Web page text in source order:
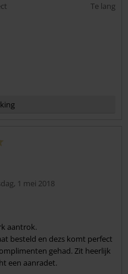
Te lang
1 mei 2018
aantrok.
besteld en dezs komt perfect
gehad. Zit heerlijk
een aanradet.